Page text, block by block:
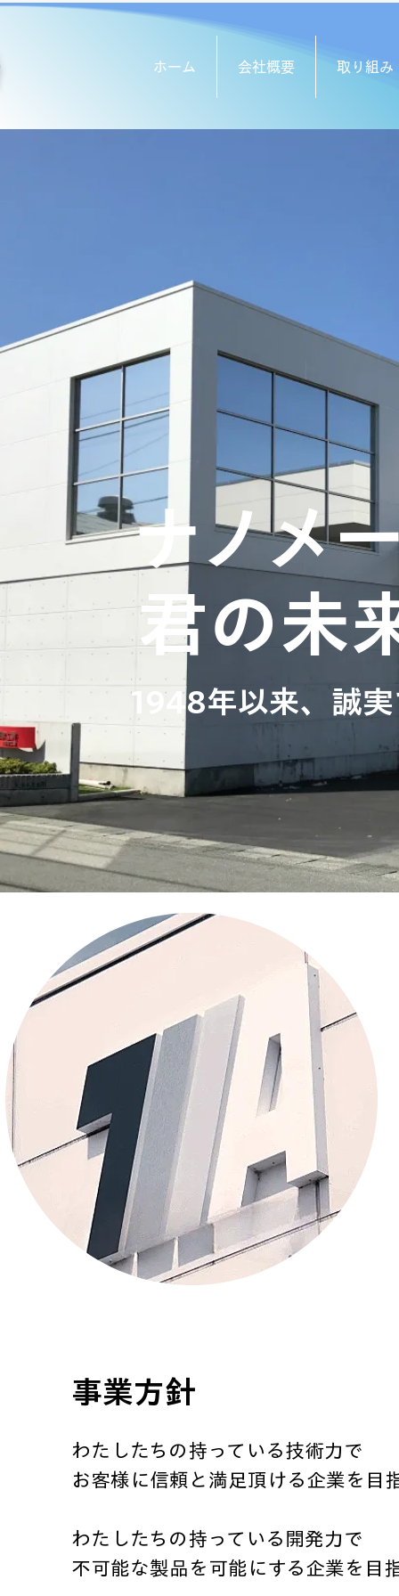
ホーム 会社概要 取り組み
ナノメ
君の未
1948年以来、誠
​事業方針
わたしたちの持っている技術力で
お客様に信頼と満足頂ける企業を目
わたしたちの持っている開発力で
不可能な製品を可能にする企業を目